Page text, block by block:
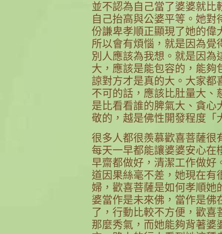
並不認為自己當了婆婆就比
自己抬高與公婆平等。她
份謙卑孝順正顯現了她的偉
所以會有煩惱，就是因為覺
別人應該為我想。就是因為
大，應該是能包容的，能夠
諒對方才是真的大。大家都
不可的話，應該比肚量大、
是比看看誰的脾氣大、貪心
敬的，越是佛性開發程度「
很多人都很羨慕歡喜菩薩很
每天一早都能讓婆婆安心在
早齋都做好，清潔工作做好
道因果絲毫不差，她現在有
婦，歡喜菩薩是如何孝順她
婆當作是未來佛，當作是佛
了，行動比較不方便，歡喜
那麼秀氣，而她能夠背著婆